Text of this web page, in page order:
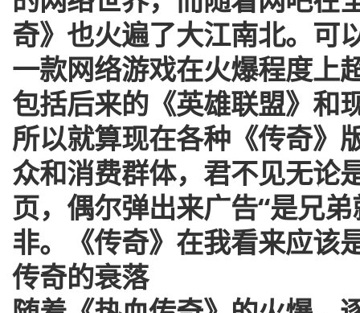
奇》也火遍了大江南北。可
一款网络游戏在火爆程度上
包括后来的《英雄联盟》和
所以就算现在各种《传奇》
众和消费群体，君不见无论
页，偶尔弹出来广告“是兄
非。《传奇》在我看来应该
传奇的衰落